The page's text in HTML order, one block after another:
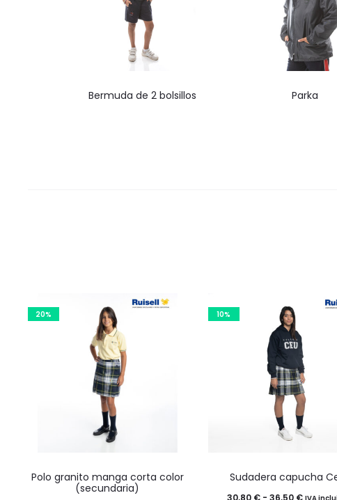
online
Bermuda de 2 bolsillos
online
Parka
20%
producto
Polo granito manga corta color
(secundaria)
10%
producto
Sudadera capucha
30,80 € - 36,50 €Rango
IVA